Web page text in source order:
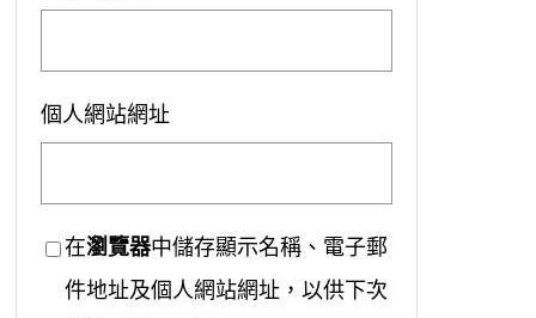
個人網站網址
在瀏覽器中儲存顯示名稱、電子郵
件地址及個人網站網址，以供下次